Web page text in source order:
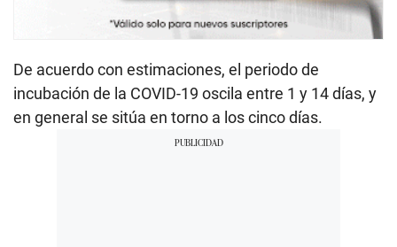
De acuerdo con estimaciones, el periodo de
incubación de la COVID-19 oscila entre 1 y 14 días, y
en general se sitúa en torno a los cinco días.